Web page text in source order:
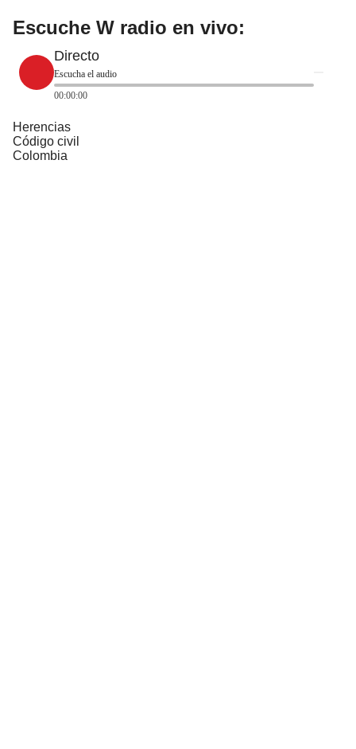
Escuche W radio en vivo:
Directo
Escucha el audio
00:00:00
Herencias
Código civil
Colombia